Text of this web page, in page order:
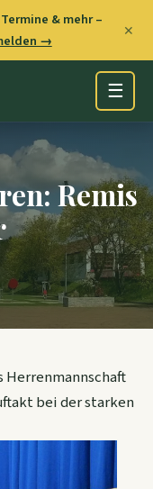
& mehr –
→
✕
☰
Remis
bei der starken